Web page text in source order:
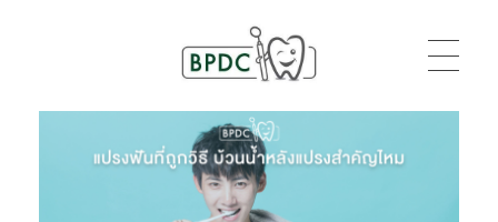
BPDC
แค่เว็บเวิร์ดเพรสเว็บหนึ่ง